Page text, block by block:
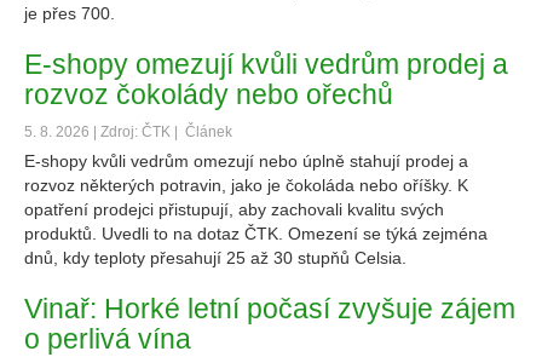
je přes 700.
E-shopy omezují kvůli vedrům prodej a
rozvoz čokolády nebo ořechů
5. 8. 2026 | Zdroj: ČTK | Článek
E-shopy kvůli vedrům omezují nebo úplně stahují prodej a
rozvoz některých potravin, jako je čokoláda nebo oříšky. K
opatření prodejci přistupují, aby zachovali kvalitu svých
produktů. Uvedli to na dotaz ČTK. Omezení se týká zejména
dnů, kdy teploty přesahují 25 až 30 stupňů Celsia.
Vinař: Horké letní počasí zvyšuje zájem
o perlivá vína